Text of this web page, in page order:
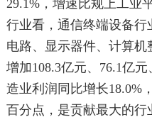
29.1%，增速比规上工业
行业看，通信终端设备行
电路、显示器件、计算机
增加108.3亿元、76.1亿
造业利润同比增长18.0%
百分点，是贡献最大的行